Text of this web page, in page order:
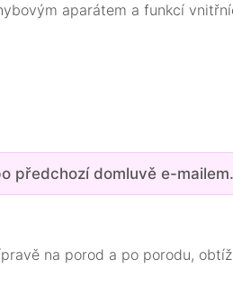
aparátem a funkcí
předchozí domluvě e-mailem.
na porod a po porodu,